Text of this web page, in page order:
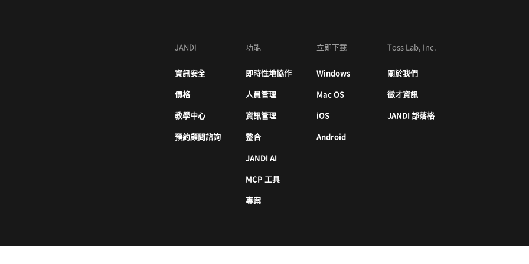
JANDI
資訊安全
價格
教學中心
預約顧問諮詢
功能
即時性地協作
人員管理
資訊管理
整合
JANDI AI
MCP 工具
專案
立即下載
Windows
Mac OS
iOS
Android
Toss Lab, Inc.
關於我們
徵才資訊
JANDI 部落格